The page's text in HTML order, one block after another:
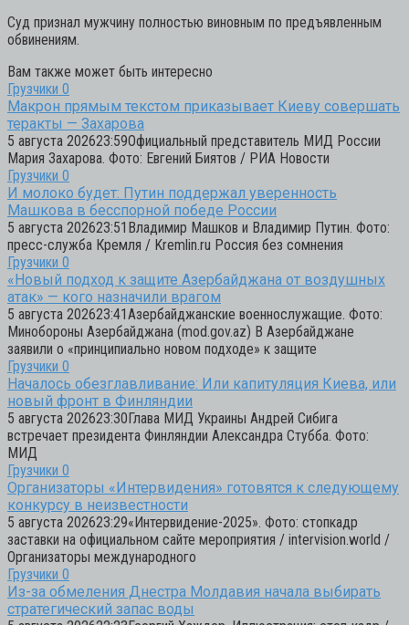
Суд признал мужчину полностью виновным по предъявленным
обвинениям.
Вам также может быть интересно
Грузчики 0
Макрон прямым текстом приказывает Киеву совершать
теракты — Захарова
5 августа 202623:59Официальный представитель МИД России
Мария Захарова. Фото: Евгений Биятов / РИА Новости
Грузчики 0
И молоко будет: Путин поддержал уверенность
Машкова в бесспорной победе России
5 августа 202623:51Владимир Машков и Владимир Путин. Фото:
пресс-служба Кремля / Kremlin.ru Россия без сомнения
Грузчики 0
«Новый подход к защите Азербайджана от воздушных
атак» — кого назначили врагом
5 августа 202623:41Азербайджанские военнослужащие. Фото:
Минобороны Азербайджана (mod.gov.az) В Азербайджане
заявили о «принципиально новом подходе» к защите
Грузчики 0
Началось обезглавливание: Или капитуляция Киева, или
новый фронт в Финляндии
5 августа 202623:30Глава МИД Украины Андрей Сибига
встречает президента Финляндии Александра Стубба. Фото:
МИД
Грузчики 0
Организаторы «Интервидения» готовятся к следующему
конкурсу в неизвестности
5 августа 202623:29«Интервидение-2025». Фото: стопкадр
заставки на официальном сайте мероприятия / intervision.world /
Организаторы международного
Грузчики 0
Из-за обмеления Днестра Молдавия начала выбирать
стратегический запас воды